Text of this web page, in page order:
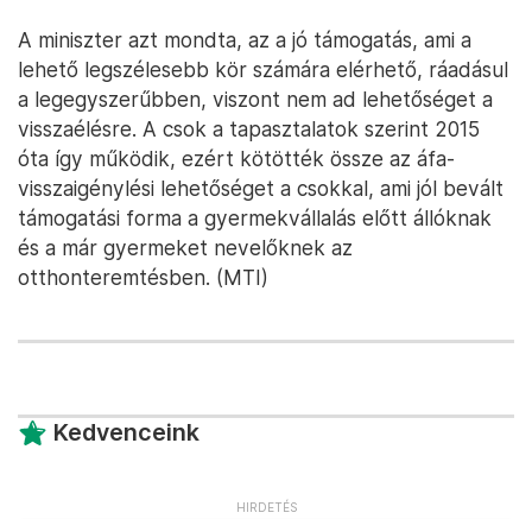
A miniszter azt mondta, az a jó támogatás, ami a
lehető legszélesebb kör számára elérhető, ráadásul
a legegyszerűbben, viszont nem ad lehetőséget a
visszaélésre. A csok a tapasztalatok szerint 2015
óta így működik, ezért kötötték össze az áfa-
visszaigénylési lehetőséget a csokkal, ami jól bevált
támogatási forma a gyermekvállalás előtt állóknak
és a már gyermeket nevelőknek az
otthonteremtésben. (MTI)
Kedvenceink